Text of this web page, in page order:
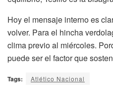
Hoy el mensaje interno es
volver. Para el hincha
clima previo al miércoles.
puede ser el factor que
Tags: Atlético Nacional